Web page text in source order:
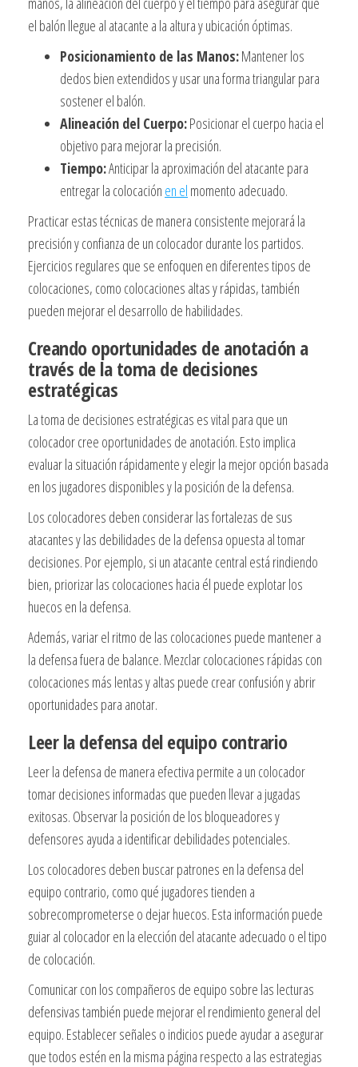
el balón llegue al atacante a la altura y ubicación óptimas.
Posicionamiento de las Manos:Mantener los
dedos bien extendidos y usar una forma triangular para
sostener el balón.
Alineación del Cuerpo:Posicionar el cuerpo hacia el
objetivo para mejorar la precisión.
Tiempo:Anticipar la aproximación del atacante para
entregar la colocación en el momento adecuado.
Practicar estas técnicas de manera consistente mejorará la
precisión y confianza de un colocador durante los partidos.
Ejercicios regulares que se enfoquen en diferentes tipos de
colocaciones, como colocaciones altas y rápidas, también
pueden mejorar el desarrollo de habilidades.
Creando oportunidades de anotación a
través de la toma de decisiones
estratégicas
La toma de decisiones estratégicas es vital para que un
colocador cree oportunidades de anotación. Esto implica
evaluar la situación rápidamente y elegir la mejor opción basada
en los jugadores disponibles y la posición de la defensa.
Los colocadores deben considerar las fortalezas de sus
atacantes y las debilidades de la defensa opuesta al tomar
decisiones. Por ejemplo, si un atacante central está rindiendo
bien, priorizar las colocaciones hacia él puede explotar los
huecos en la defensa.
Además, variar el ritmo de las colocaciones puede mantener a
la defensa fuera de balance. Mezclar colocaciones rápidas con
colocaciones más lentas y altas puede crear confusión y abrir
oportunidades para anotar.
Leer la defensa del equipo contrario
Leer la defensa de manera efectiva permite a un colocador
tomar decisiones informadas que pueden llevar a jugadas
exitosas. Observar la posición de los bloqueadores y
defensores ayuda a identificar debilidades potenciales.
Los colocadores deben buscar patrones en la defensa del
equipo contrario, como qué jugadores tienden a
sobrecomprometerse o dejar huecos. Esta información puede
guiar al colocador en la elección del atacante adecuado o el tipo
de colocación.
Comunicar con los compañeros de equipo sobre las lecturas
defensivas también puede mejorar el rendimiento general del
equipo. Establecer señales o indicios puede ayudar a asegurar
que todos estén en la misma página respecto a las estrategias